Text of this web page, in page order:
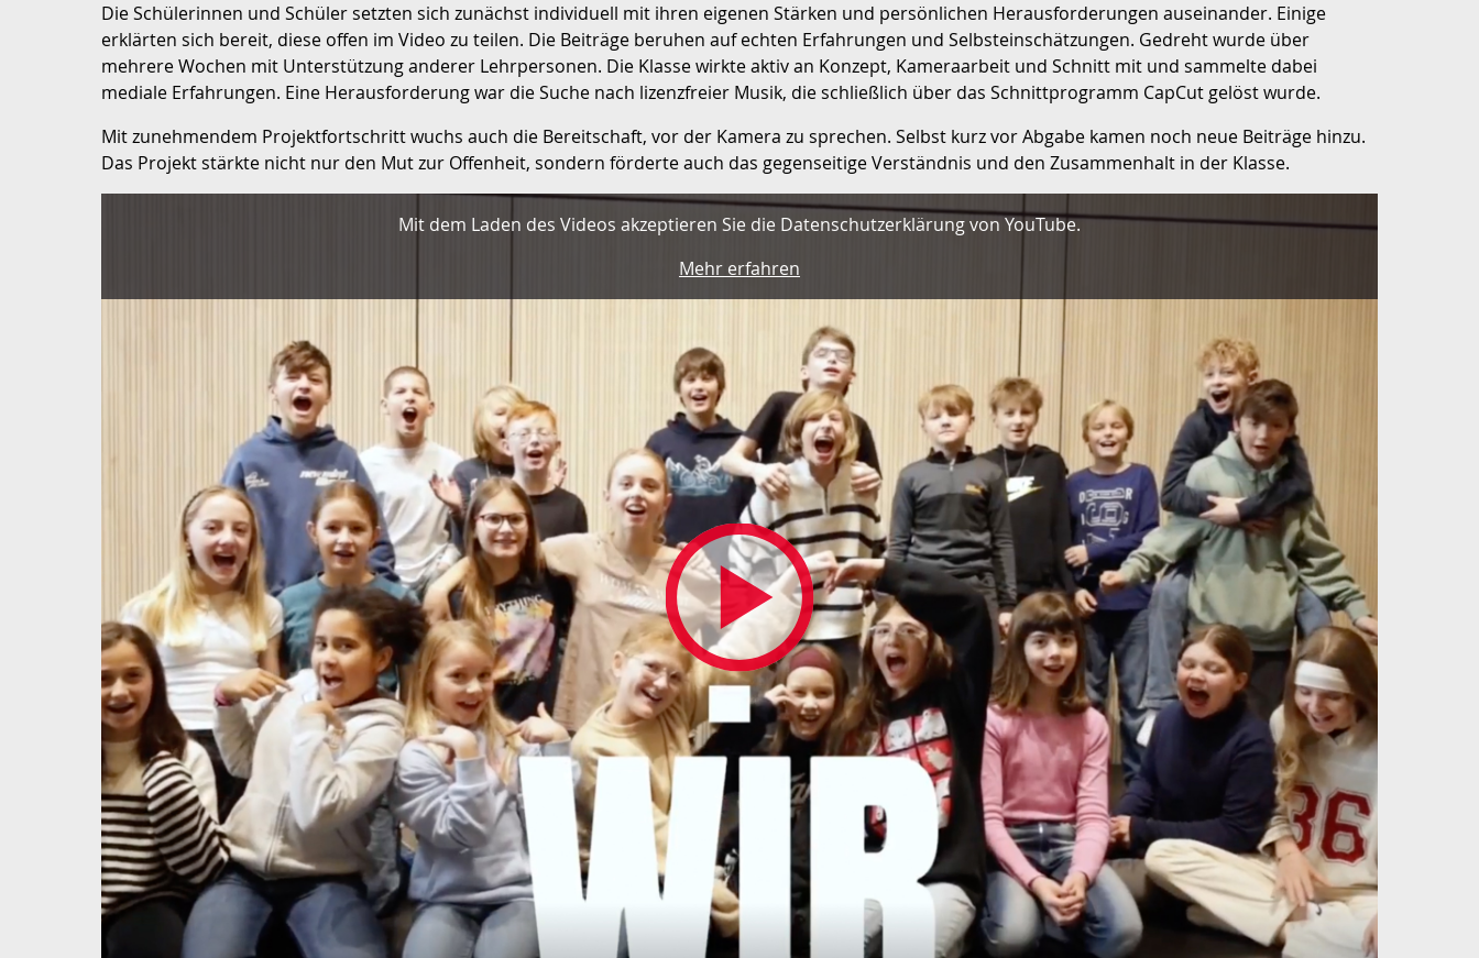
Die Schülerinnen und Schüler setzten sich zunächst individuell mit ihren eigenen Stärken und persönlichen Herausforderungen auseinander. Einige
erklärten sich bereit, diese offen im Video zu teilen. Die Beiträge beruhen auf echten Erfahrungen und Selbsteinschätzungen. Gedreht wurde über
mehrere Wochen mit Unterstützung anderer Lehrpersonen. Die Klasse wirkte aktiv an Konzept, Kameraarbeit und Schnitt mit und sammelte dabei
mediale Erfahrungen. Eine Herausforderung war die Suche nach lizenzfreier Musik, die schließlich über das Schnittprogramm CapCut gelöst wurde.
Mit zunehmendem Projektfortschritt wuchs auch die Bereitschaft, vor der Kamera zu sprechen. Selbst kurz vor Abgabe kamen noch neue Beiträge hinzu.
Das Projekt stärkte nicht nur den Mut zur Offenheit, sondern förderte auch das gegenseitige Verständnis und den Zusammenhalt in der Klasse.
Mit dem Laden des Videos akzeptieren Sie die Datenschutzerklärung von YouTube.
Mehr erfahren